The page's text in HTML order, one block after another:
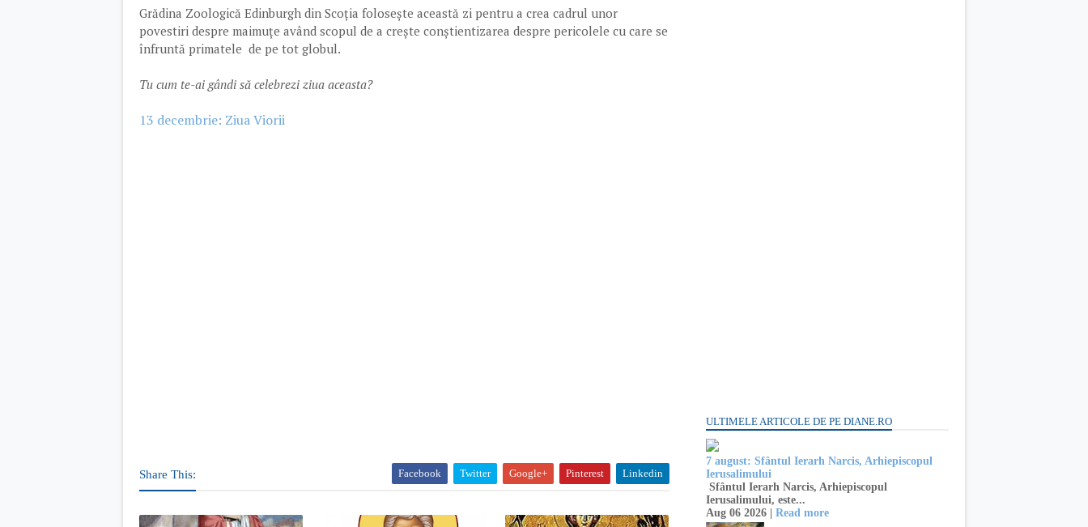
Grădina Zoologică Edinburgh din Scoția folosește această zi pentru a crea cadrul unor
povestiri despre maimuțe având scopul de a crește conștientizarea despre pericolele cu care se
înfruntă primatele de pe tot globul.
Tu cum te-ai gândi să celebrezi ziua aceasta?
13 decembrie: Ziua Viorii
Share This: Facebook Twitter Google+ Pinterest Linkedin
ULTIMELE ARTICOLE DE PE DIANE.RO
7 august: Sfântul Ierarh Narcis, Arhiepiscopul
Ierusalimului
Sfântul Ierarh Narcis, Arhiepiscopul
Ierusalimului, este...
Aug 06 2026 | Read more